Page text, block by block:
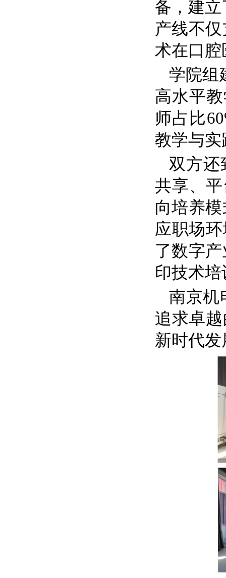
备，建
产线不
术在口
学院组
高水平
师占比
教学与
双方还
共享、
向培养
应职场
了数字
印技术
南京机
追求卓
新时代